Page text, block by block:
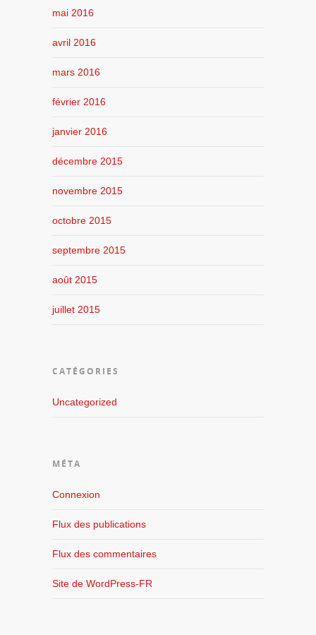
mai 2016
avril 2016
mars 2016
février 2016
janvier 2016
décembre 2015
novembre 2015
octobre 2015
septembre 2015
août 2015
juillet 2015
CATÉGORIES
Uncategorized
MÉTA
Connexion
Flux des publications
Flux des commentaires
Site de WordPress-FR